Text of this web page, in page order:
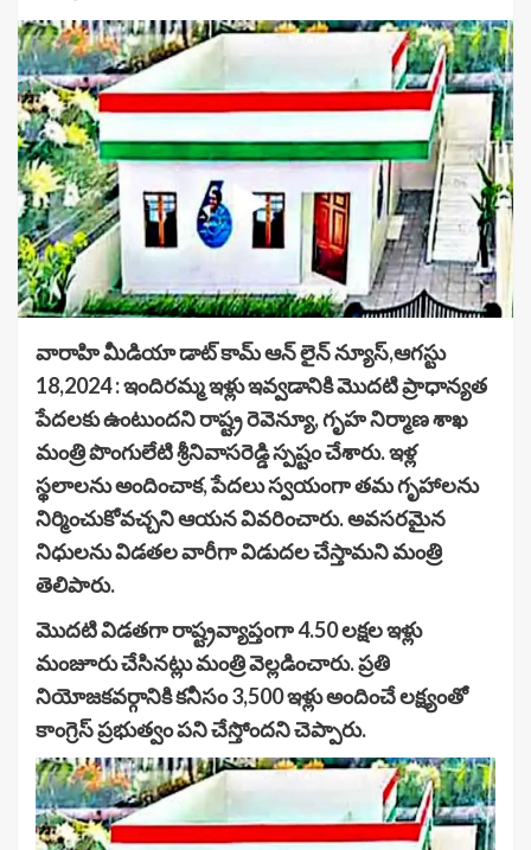
వారాహి మీడియా డాట్ కామ్ ఆన్ లైన్ న్యూస్,ఆగస్టు
18,2024 : ఇందిరమ్మ ఇళ్లు ఇవ్వడానికి మొదటి ప్రాధాన్యత
పేదలకు ఉంటుందని రాష్ట్ర రెవెన్యూ, గృహ నిర్మాణ శాఖ
మంత్రి పొంగులేటి శ్రీనివాసరెడ్డి స్పష్టం చేశారు. ఇళ్ల
స్థలాలను అందించాక, పేదలు స్వయంగా తమ గృహాలను
నిర్మించుకోవచ్చని ఆయన వివరించారు. అవసరమైన
నిధులను విడతల వారీగా విడుదల చేస్తామని మంత్రి
తెలిపారు.
మొదటి విడతగా రాష్ట్రవ్యాప్తంగా 4.50 లక్షల ఇళ్లు
మంజూరు చేసినట్లు మంత్రి వెల్లడించారు. ప్రతి
నియోజకవర్గానికి కనీసం 3,500 ఇళ్లు అందించే లక్ష్యంతో
కాంగ్రెస్ ప్రభుత్వం పని చేస్తోందని చెప్పారు.